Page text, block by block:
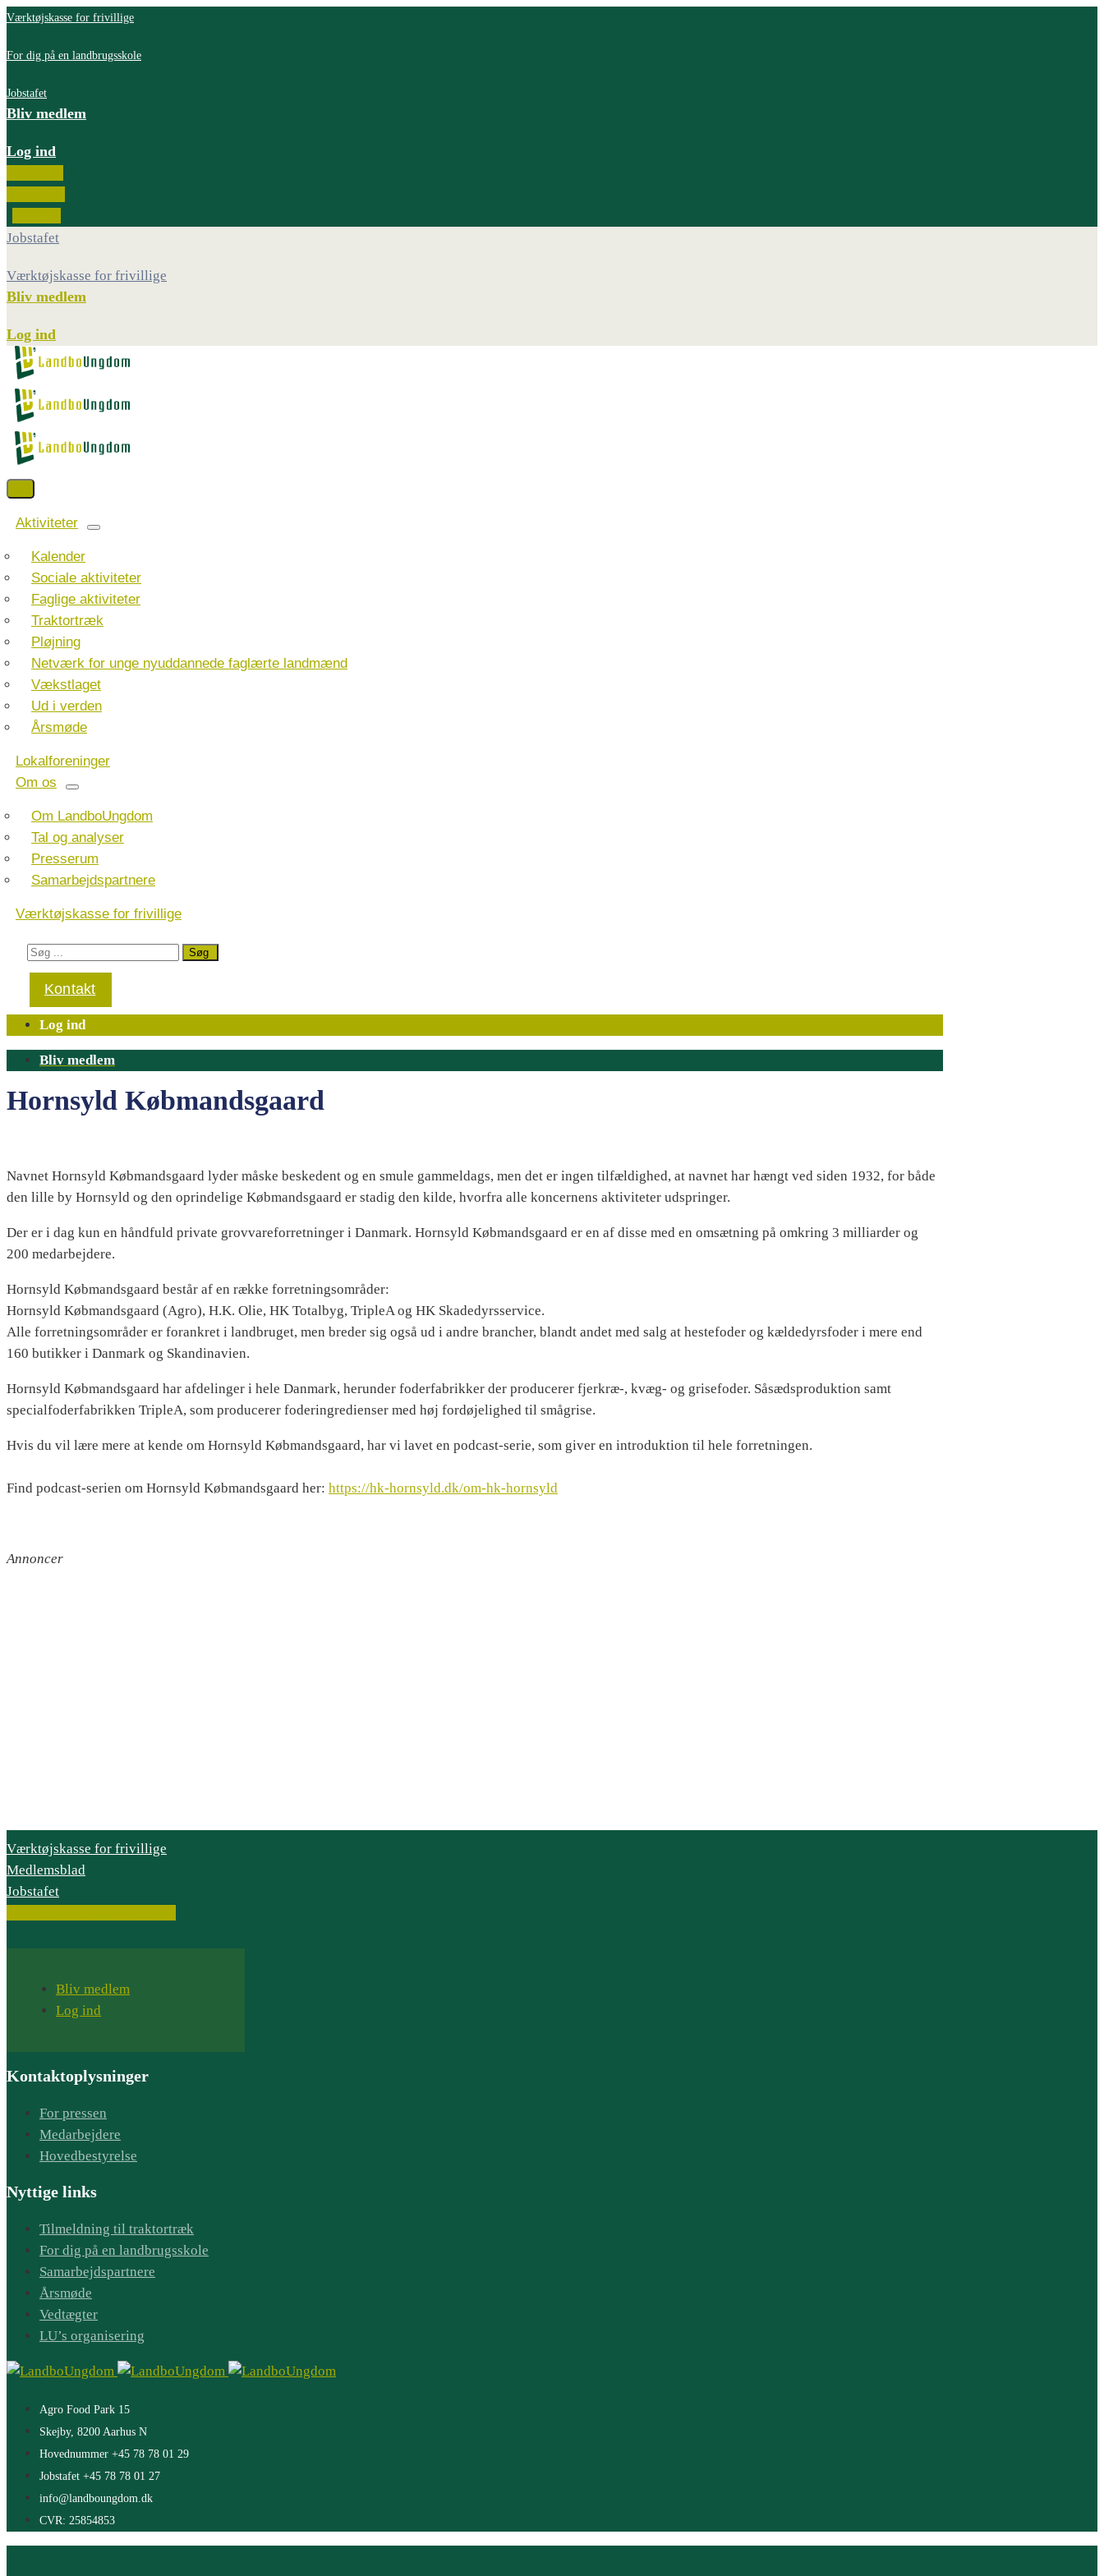
Værktøjskasse for frivillige
For dig på en landbrugsskole
Jobstafet
Bliv medlem
Log ind
Jobstafet
Værktøjskasse for frivillige
Bliv medlem
Log ind
Aktiviteter
Kalender
Sociale aktiviteter
Faglige aktiviteter
Traktortræk
Pløjning
Netværk for unge nyuddannede faglærte landmænd
Vækstlaget
Ud i verden
Årsmøde
Lokalforeninger
Om os
Om LandboUngdom
Tal og analyser
Presserum
Samarbejdspartnere
Værktøjskasse for frivillige
Kontakt
Log ind
Bliv medlem
Hornsyld Købmandsgaard
Navnet Hornsyld Købmandsgaard lyder måske beskedent og en smule gammeldags, men det er ingen tilfældighed, at navnet har hængt ved siden 1932, for både
den lille by Hornsyld og den oprindelige Købmandsgaard er stadig den kilde, hvorfra alle koncernens aktiviteter udspringer.
Der er i dag kun en håndfuld private grovvareforretninger i Danmark. Hornsyld Købmandsgaard er en af disse med en omsætning på omkring 3 milliarder og
200 medarbejdere.
Hornsyld Købmandsgaard består af en række forretningsområder:
Hornsyld Købmandsgaard (Agro), H.K. Olie, HK Totalbyg, TripleA og HK Skadedyrsservice.
Alle forretningsområder er forankret i landbruget, men breder sig også ud i andre brancher, blandt andet med salg at hestefoder og kældedyrsfoder i mere end
160 butikker i Danmark og Skandinavien.
Hornsyld Købmandsgaard har afdelinger i hele Danmark, herunder foderfabrikker der producerer fjerkræ-, kvæg- og grisefoder. Såsædsproduktion samt
specialfoderfabrikken TripleA, som producerer foderingredienser med høj fordøjelighed til smågrise.
Hvis du vil lære mere at kende om Hornsyld Købmandsgaard, har vi lavet en podcast-serie, som giver en introduktion til hele forretningen.
Find podcast-serien om Hornsyld Købmandsgaard her: https://hk-hornsyld.dk/om-hk-hornsyld
Annoncer
Værktøjskasse for frivillige
Medlemsblad
Jobstafet
Bliv medlem
Log ind
Kontaktoplysninger
For pressen
Medarbejdere
Hovedbestyrelse
Nyttige links
Tilmeldning til traktortræk
For dig på en landbrugsskole
Samarbejdspartnere
Årsmøde
Vedtægter
LU’s organisering
Agro Food Park 15
Skejby, 8200 Aarhus N
Hovednummer +45 78 78 01 29
Jobstafet +45 78 78 01 27
info@landboungdom.dk
CVR: 25854853